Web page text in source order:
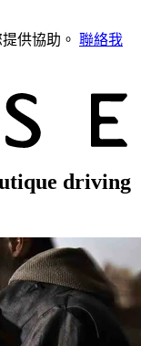
供協助。 聯絡我
driving